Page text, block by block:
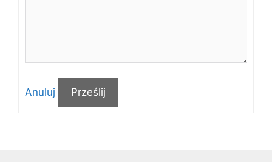
Anuluj Prześlij